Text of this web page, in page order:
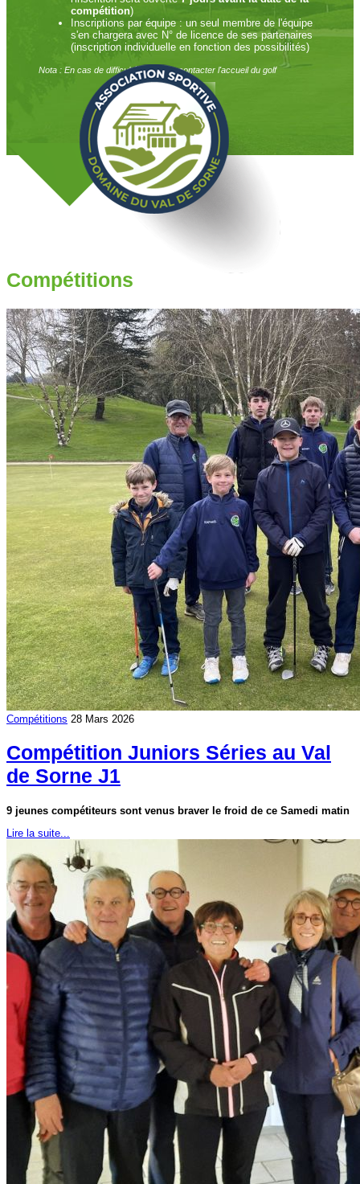
compétition)
Inscriptions par équipe : un seul membre de l'équipe
s'en chargera avec N° de licence de ses partenaires
(inscription individuelle en fonction des possibilités)
Nota : En cas de difficulté, merci de contacter l'accueil du golf
Compétitions
Compétitions 28 Mars 2026
Compétition Juniors Séries au Val
de Sorne J1
9 jeunes compétiteurs sont venus braver le froid de ce Samedi matin
Lire la suite...